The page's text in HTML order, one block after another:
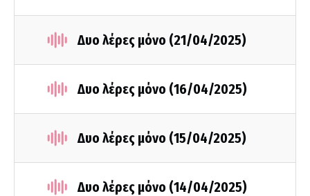
Δυο λέρες μόνο (21/04/2025)
Δυο λέρες μόνο (16/04/2025)
Δυο λέρες μόνο (15/04/2025)
Δυο λέρες μόνο (14/04/2025)